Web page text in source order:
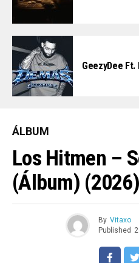
GeezyDee Ft.
ÁLBUM
Los Hitmen –
(Álbum) (2026)
By Vitaxo
Published